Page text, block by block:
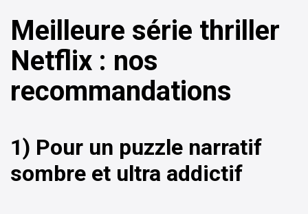
Meilleure série thriller
Netflix : nos
recommandations
1) Pour un puzzle narratif
sombre et ultra addictif